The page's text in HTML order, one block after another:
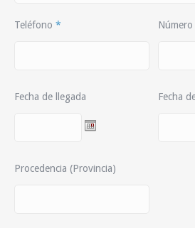
Teléfono *
Fecha de llegada Fecha
Procedencia (Provincia)